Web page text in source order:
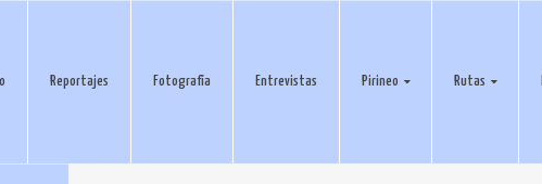
Reportajes Fotografía Entrevistas Pirineo Rutas